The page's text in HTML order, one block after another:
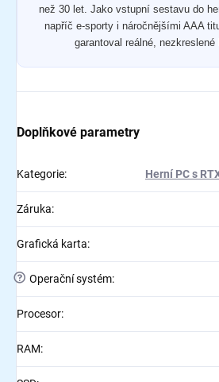
než 30 let. Jako vstupní sestavu do
napříč e-sporty i náročnějšími AAA
garantoval reálné, nezkreslené
Doplňkové parametry
Kategorie: Herní PC s
Záruka:
Grafická karta:
? Operační systém:
Procesor:
RAM: